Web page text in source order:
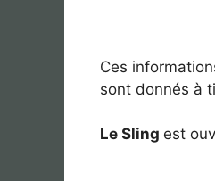
Ces
sont donnés à
Le Sling est